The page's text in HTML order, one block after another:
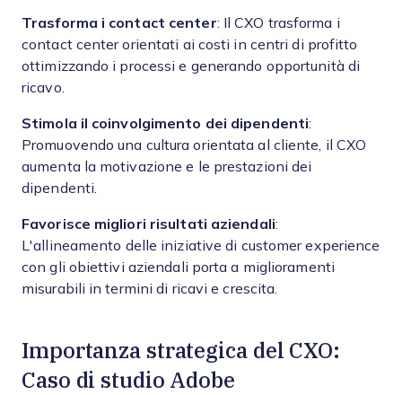
Trasforma i contact center: Il CXO trasforma i
contact center orientati ai costi in centri di profitto
ottimizzando i processi e generando opportunità di
ricavo.
Stimola il coinvolgimento dei dipendenti:
Promuovendo una cultura orientata al cliente, il CXO
aumenta la motivazione e le prestazioni dei
dipendenti.
Favorisce migliori risultati aziendali:
L'allineamento delle iniziative di customer experience
con gli obiettivi aziendali porta a miglioramenti
misurabili in termini di ricavi e crescita.
Importanza strategica del CXO:
Caso di studio Adobe